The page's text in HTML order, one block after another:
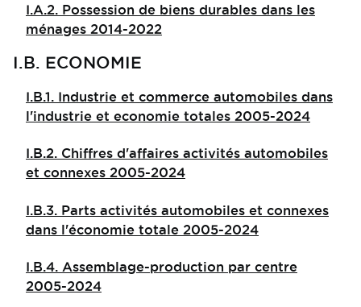
I.A.2. Possession de biens durables dans les
ménages 2014-2022
I.B. ECONOMIE
I.B.1. Industrie et commerce automobiles dans
l'industrie et economie totales 2005-2024
I.B.2. Chiffres d'affaires activités automobiles
et connexes 2005-2024
I.B.3. Parts activités automobiles et connexes
dans l'économie totale 2005-2024
I.B.4. Assemblage-production par centre
2005-2024